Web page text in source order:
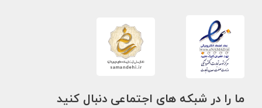
ما را در شبکه های اجتماعی دنبال کنید